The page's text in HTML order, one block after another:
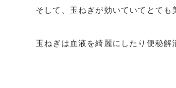
そして、玉ねぎが効いていてとても
玉ねぎは血液を綺麗にしたり便秘